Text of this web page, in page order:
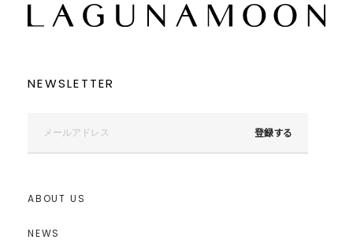
NEWSLETTER
登録する
ABOUT US
NEWS